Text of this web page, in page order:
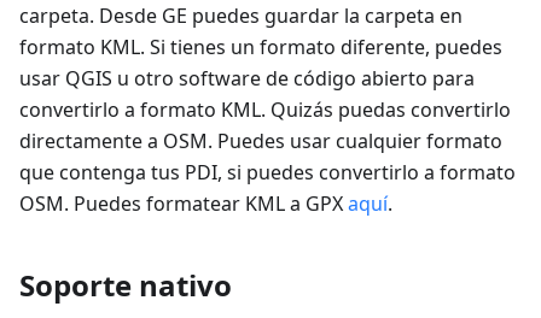
carpeta. Desde GE puedes guardar la carpeta en
formato KML. Si tienes un formato diferente, puedes
usar QGIS u otro software de código abierto para
convertirlo a formato KML. Quizás puedas convertirlo
directamente a OSM. Puedes usar cualquier formato
que contenga tus PDI, si puedes convertirlo a formato
OSM. Puedes formatear KML a GPXaquí.
Soporte nativo